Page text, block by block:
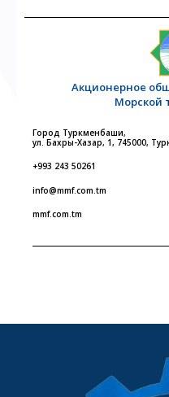
Акционерное
Морской
Город Туркменбаши,
ул. Бахры-Хазар, 1, 745000,
+993 243 50261
info@mmf.com.tm
mmf.com.tm